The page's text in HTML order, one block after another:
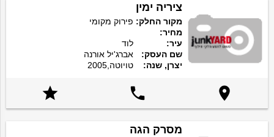
ציריה ימין
מקור החלק: פירוק מקומי
מחיר:
עיר:
לוד
שם העסק:
אברג'יל אורנה
יצרן, שנה:
טויוטה,2005



מסרק הגה